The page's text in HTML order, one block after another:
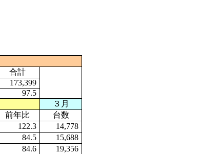
合計
173,399
97.5
３月
前年比
台数
122.3
14,778
84.5
15,688
84.6
19,356